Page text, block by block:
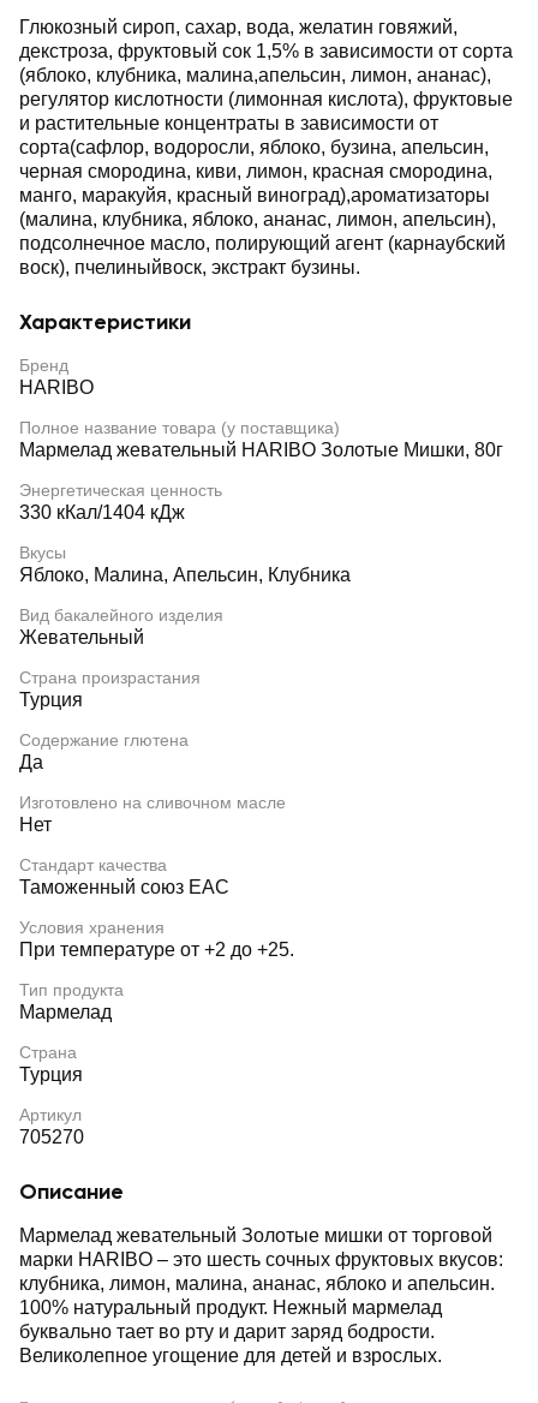
Глюкозный сироп, сахар, вода, желатин говяжий,
декстроза, фруктовый сок 1,5% в зависимости от сорта
(яблоко, клубника, малина,апельсин, лимон, ананас),
регулятор кислотности (лимонная кислота), фруктовые
и растительные концентраты в зависимости от
сорта(сафлор, водоросли, яблоко, бузина, апельсин,
черная смородина, киви, лимон, красная смородина,
манго, маракуйя, красный виноград),ароматизаторы
(малина, клубника, яблоко, ананас, лимон, апельсин),
подсолнечное масло, полирующий агент (карнаубский
воск), пчелиныйвоск, экстракт бузины.
Характеристики
Бренд
HARIBO
Полное название товара (у поставщика)
Мармелад жевательный HARIBO Золотые Мишки, 80г
Энергетическая ценность
330 кКал/1404 кДж
Вкусы
Яблоко, Малина, Апельсин, Клубника
Вид бакалейного изделия
Жевательный
Страна произрастания
Турция
Содержание глютена
Да
Изготовлено на сливочном масле
Нет
Стандарт качества
Таможенный союз EAC
Условия хранения
При температуре от +2 до +25.
Тип продукта
Мармелад
Страна
Турция
Артикул
705270
Описание
Мармелад жевательный Золотые мишки от торговой
марки HARIBO – это шесть сочных фруктовых вкусов:
клубника, лимон, малина, ананас, яблоко и апельсин.
100% натуральный продукт. Нежный мармелад
буквально тает во рту и дарит заряд бодрости.
Великолепное угощение для детей и взрослых.